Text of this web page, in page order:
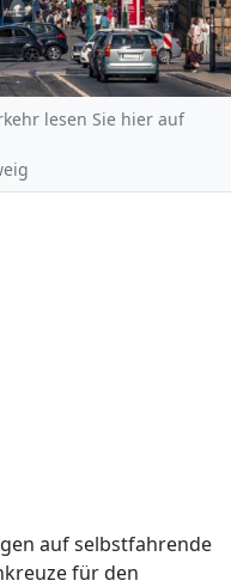
lesen Sie hier auf
auf selbstfahrende
für den